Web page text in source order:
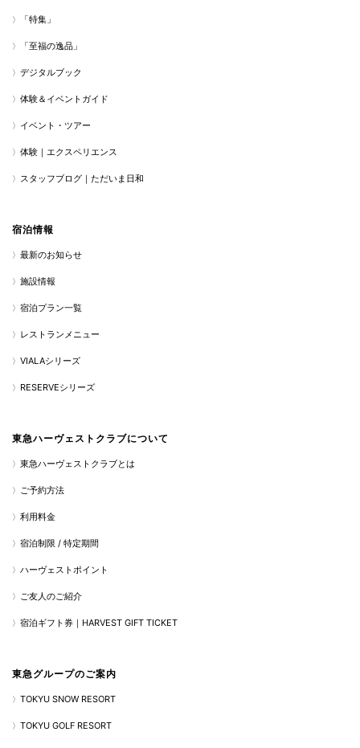
「特集」
「至福の逸品」
デジタルブック
体験＆イベントガイド
イベント・ツアー
体験｜エクスペリエンス
スタッフブログ｜ただいま日和
宿泊情報
最新のお知らせ
施設情報
宿泊プラン一覧
レストランメニュー
VIALAシリーズ
RESERVEシリーズ
東急ハーヴェストクラブについて
東急ハーヴェストクラブとは
ご予約方法
利用料金
宿泊制限 / 特定期間
ハーヴェストポイント
ご友人のご紹介
宿泊ギフト券｜HARVEST GIFT TICKET
東急グループのご案内
TOKYU SNOW RESORT
TOKYU GOLF RESORT